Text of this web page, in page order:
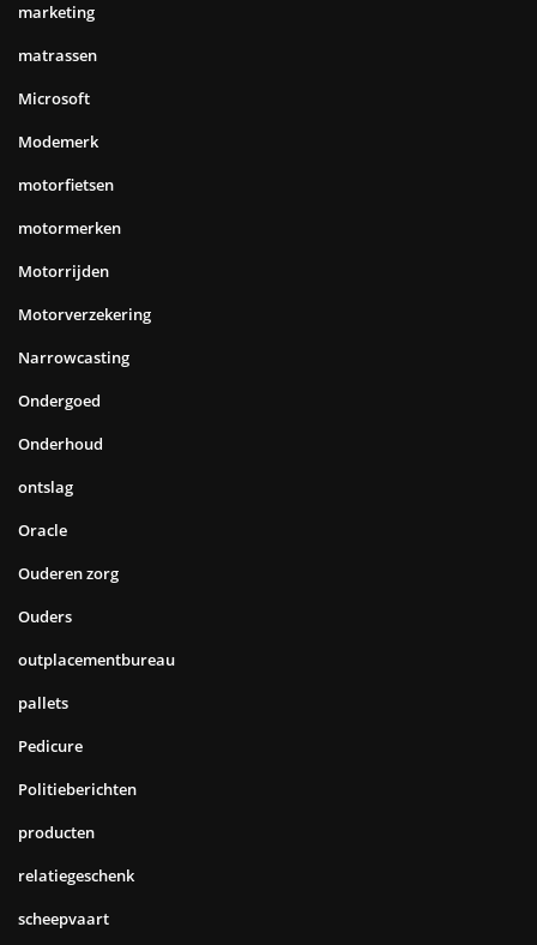
marketing
matrassen
Microsoft
Modemerk
motorfietsen
motormerken
Motorrijden
Motorverzekering
Narrowcasting
Ondergoed
Onderhoud
ontslag
Oracle
Ouderen zorg
Ouders
outplacementbureau
pallets
Pedicure
Politieberichten
producten
relatiegeschenk
scheepvaart